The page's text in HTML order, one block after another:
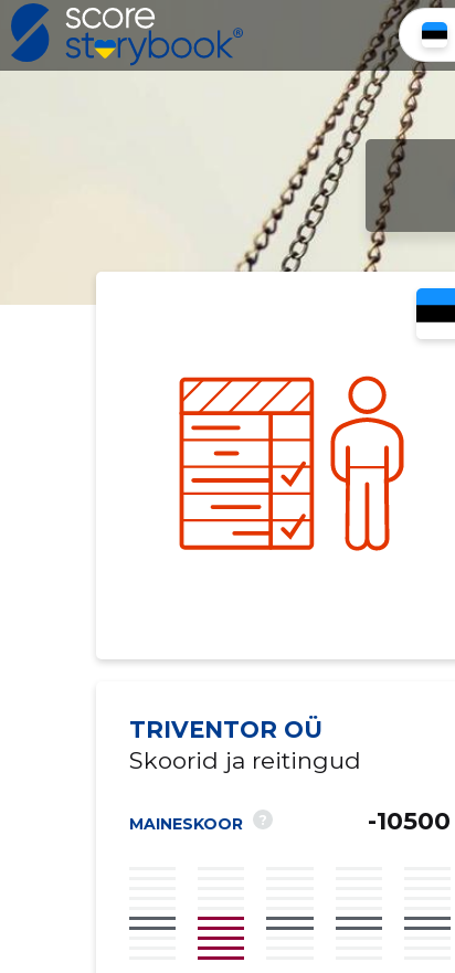
TRIVENTOR OÜ
Skoorid ja reitingud
MAINESKOOR ? -10500